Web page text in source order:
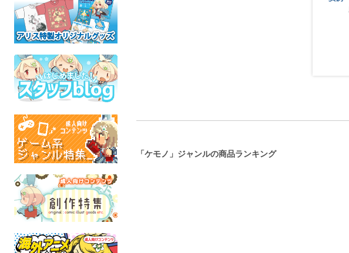
Scales ― 】
めいぴっぴランド
ァイナルファンタジー14
成人指定
「ケモノ」ジャンルの商品ランキング